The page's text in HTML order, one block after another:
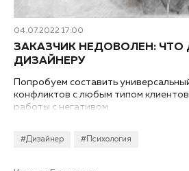
04.07.2022 17:00
#Дизайнер #Психология
ЗАКАЗЧИК НЕДОВОЛЕН: ЧТО
ДИЗАЙНЕРУ
Попробуем составить
конфликтов с любым типом
работы с негативом.